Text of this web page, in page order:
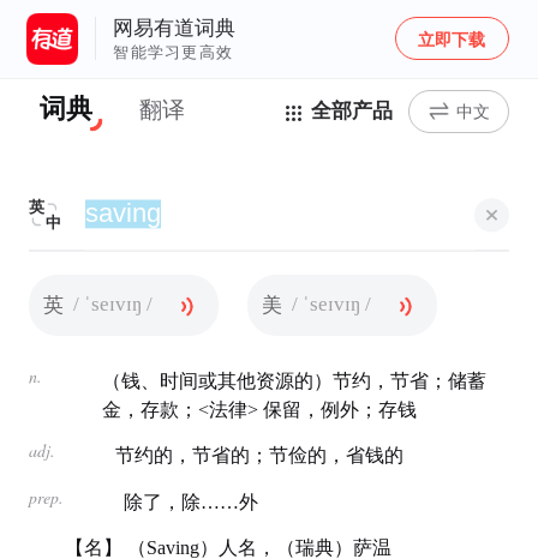
网易有道词典
智能学习更高效
立即下载
词典 翻译 全部产品 中文
英
中
英 / ˈseɪvɪŋ / 美 / ˈseɪvɪŋ /
n.
（钱、时间或其他资源的）节约，节省；储蓄
金，存款；<法律> 保留，例外；存钱
adj. 节约的，节省的；节俭的，省钱的
prep. 除了，除……外
【名】 （Saving）人名，（瑞典）萨温